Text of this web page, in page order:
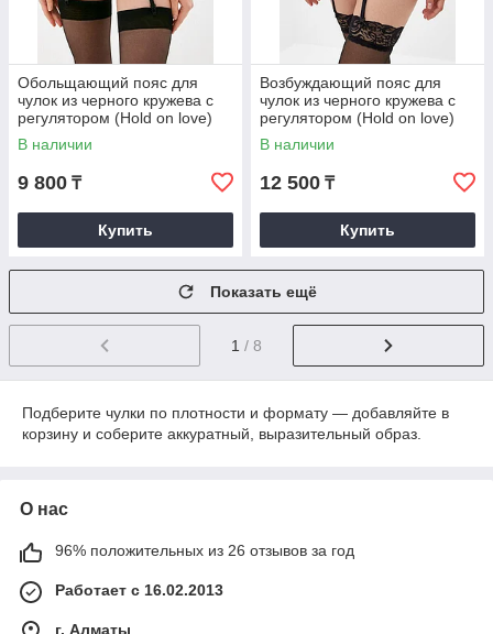
Обольщающий пояс для
чулок из черного кружева с
регулятором (Hold on love)
(S/M)
В наличии
9 800 ₸
Купить
Возбуждающий пояс для
чулок из черного кружева с
регулятором (Hold on love)
(L/XL)
В наличии
12 500 ₸
Купить
Показать ещё
1 / 8
Подберите чулки по плотности и формату — добавляйте в
корзину и соберите аккуратный, выразительный образ.
О нас
96% положительных из 26 отзывов за год
Работает с 16.02.2013
г. Алматы